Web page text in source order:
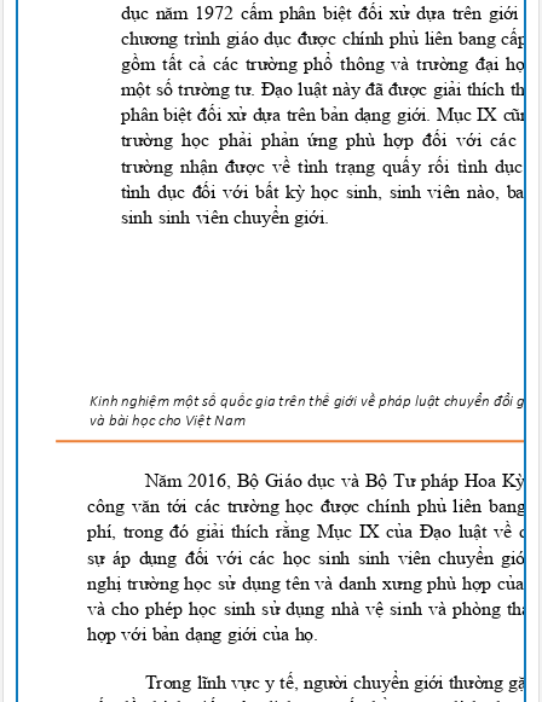
dục năm 1972 cấm phân biệt đối xử dựa trên giới
chương trình giáo dục được chính phủ liên bang
gồm tất cả các trường phổ thông và trường đại
một số trường tư. Đạo luật này đã được giải thích
phân biệt đối xử dựa trên bản dạng giới. Mục IX
trường học phải phản ứng phù hợp đối với các
trường nhận được về tình trạng quấy rối tình dục
tình dục đối với bất kỳ học sinh, sinh viên nào,
sinh sinh viên chuyển giới.
Kinh nghiệm một sốquốc gia trên thế giới vềpháp luật chuyển đổi g
và bài học cho Việt Nam
Năm 2016, Bộ Giáo dục và Bộ Tư pháp Hoa Kỳ
công văn tới các trường học được chính phủ liên
phí, trong đó giải thích rằng Mục IX của Đạo luật về
sự áp dụng đối với các học sinh sinh viên chuyển
nghị trường học sử dụng tên và danh xưng phù hợp của
và cho phép học sinh sử dụng nhà vệ sinh và phòng
hợp với bản dạng giới của họ.
Trong lĩnh vực y tế, người chuyển giới thường